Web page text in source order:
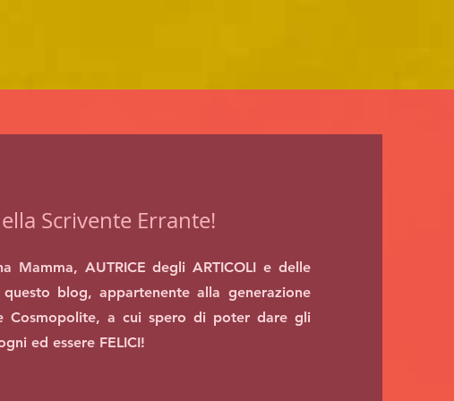
Scrivente Errante!
Mamma, AUTRICE degli ARTICOLI e delle
questo blog, appartenente alla generazione
Cosmopolite, a cui spero di poter dare gli
ed essere FELICI!